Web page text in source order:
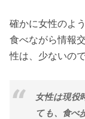
確かに女性のよ
食べながら情報
性は、少ないの
女性は現役
ても、食べ